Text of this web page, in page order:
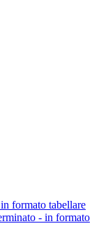
formato tabellare
- in formato